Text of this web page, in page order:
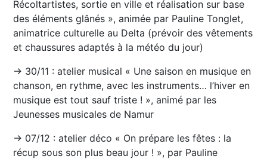
Récoltartistes, sortie en ville et réalisation sur base
des éléments glânés », animée par Pauline Tonglet,
animatrice culturelle au Delta (prévoir des vêtements
et chaussures adaptés à la météo du jour)
→ 30/11 : atelier musical « Une saison en musique en
chanson, en rythme, avec les instruments… l’hiver en
musique est tout sauf triste ! », animé par les
Jeunesses musicales de Namur
→ 07/12 : atelier déco « On prépare les fêtes : la
récup sous son plus beau jour ! », par Pauline